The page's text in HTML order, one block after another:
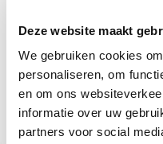
Deze website maakt
We gebruiken cookies
personaliseren, om
en om ons
informatie over uw
partners voor social
Gerelateerde